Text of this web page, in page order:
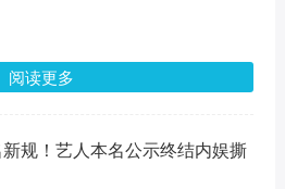
阅读更多
规！艺人本名公示终结内娱撕